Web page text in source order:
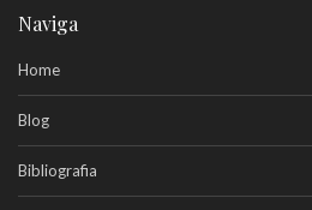
Naviga
Home
Blog
Bibliografia